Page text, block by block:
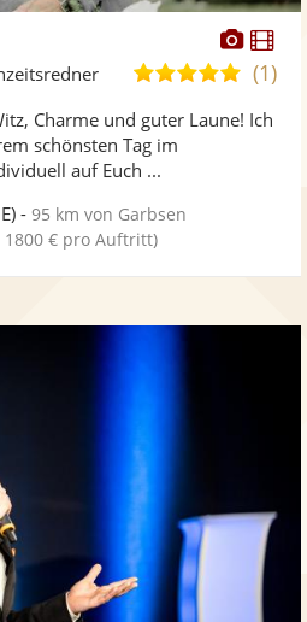
Fotos
5,0
5
(1)
Charme und guter Laune! Ich
schönsten Tag im
auf Euch ...
-95 km von Garbsen
1800 € pro Auftritt)